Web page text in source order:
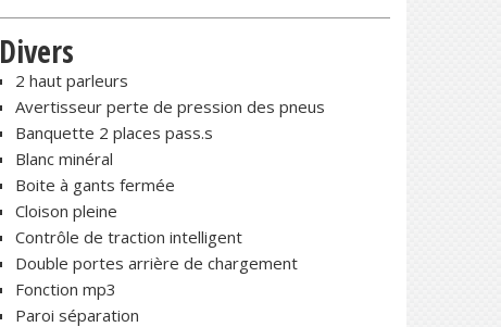
Divers
2 haut parleurs
Avertisseur perte de pression des pneus
Banquette 2 places pass.s
Blanc minéral
Boite à gants fermée
Cloison pleine
Contrôle de traction intelligent
Double portes arrière de chargement
Fonction mp3
Paroi séparation